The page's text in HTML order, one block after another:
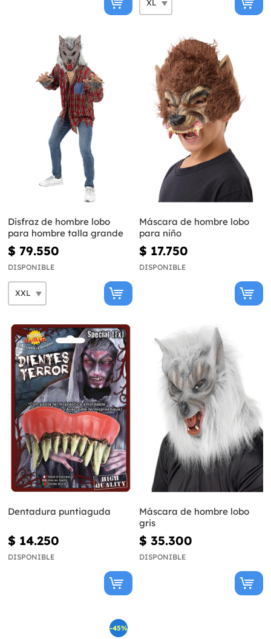
Disfraz de hombre lobo
para hombre talla grande
$ 79.550
DISPONIBLE
Máscara de hombre lobo
para niño
$ 17.750
DISPONIBLE
Dentadura puntiaguda
$ 14.250
DISPONIBLE
Máscara de hombre lobo
gris
$ 35.300
DISPONIBLE
-45%